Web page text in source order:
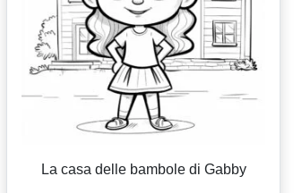
La casa delle bambole di Gabby